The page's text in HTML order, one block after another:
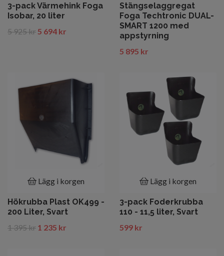
3-pack Värmehink Foga
Isobar, 20 liter
5 925 kr 5 694 kr
Stängselaggregat
Foga Techtronic DUAL-
SMART 1200 med
appstyrning
5 895 kr
Lägg i korgen
Hökrubba Plast OK499 -
200 Liter, Svart
1 395 kr 1 235 kr
Lägg i korgen
3-pack Foderkrubba
110 - 11,5 liter, Svart
599 kr